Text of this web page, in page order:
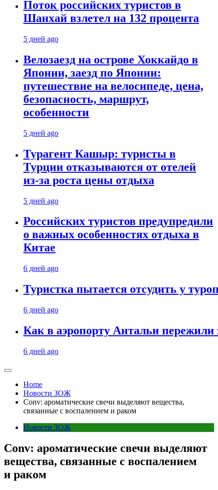
Поток российских туристов в
Шанхай взлетел на 132 процента
5 дней ago
Велозаезд на острове Хоккайдо в
Японии, заезд по Японии:
путешествие на велосипеде, цена,
безопасность, маршрут,
особенности
5 дней ago
Турагент Кашыр: туристы в
Турции отказываются от отелей
из-за роста цены отдыха
5 дней ago
Российских туристов предупредили
о важных особенностях отдыха в
Китае
6 дней ago
Туристка пытается отсудить у
6 дней ago
Как в аэропорту Антальи
6 дней ago
Home
Новости ЗОЖ
Conv: ароматические свечи выделяют вещества,
связанные с воспалением и раком
Новости ЗОЖ
Conv: ароматические свечи выделяют
вещества, связанные с воспалением
и раком